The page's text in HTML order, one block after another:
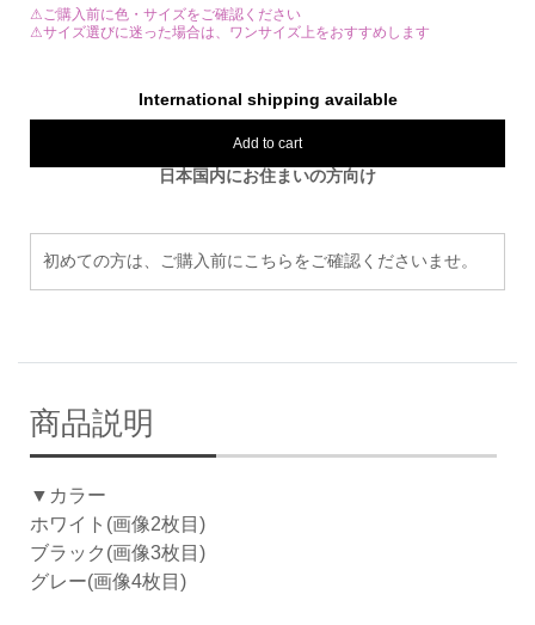
⚠ご購入前に色・サイズをご確認ください
⚠サイズ選びに迷った場合は、ワンサイズ上をおすすめします
International shipping available
Add to cart
日本国内にお住まいの方向け
初めての方は、ご購入前にこちらをご確認くださいませ。
商品説明
▼カラー
ホワイト(画像2枚目)
ブラック(画像3枚目)
グレー(画像4枚目)